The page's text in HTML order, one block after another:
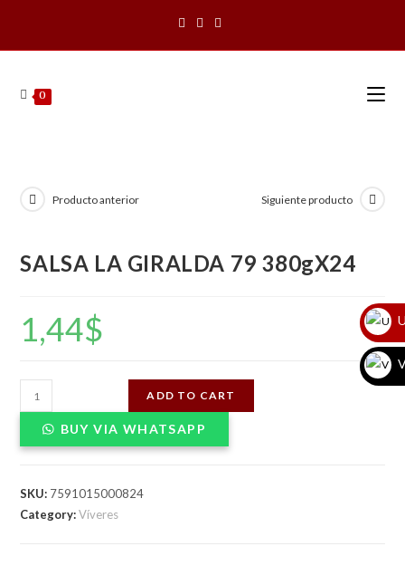
contenido
0
Producto anterior Siguiente producto
SALSA LA GIRALDA 79 380gX24
1,44$
SALSA
LA
GIRALDA
quantity
ADD TO CART
BUY VIA WHATSAPP
SKU: 7591015000824
Category:Víveres